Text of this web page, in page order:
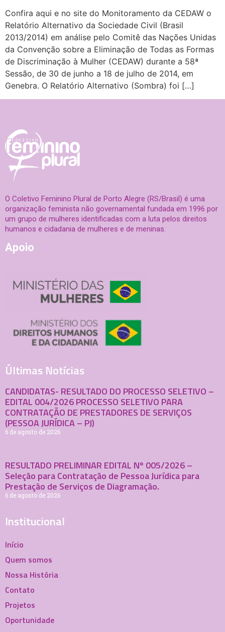
Confira aqui e no site do Monitoramento da CEDAW o
Relatório Alternativo da Sociedade Civil (Brasil
2013/2014) em análise pelo Comitê das Nações Unidas
da Convenção sobre a Eliminação de Todas as Formas
de Discriminação à Mulher (CEDAW) durante a 58ª
Sessão, de 30 de junho a 18 de julho de 2014, em
Genebra. O Relatório Alternativo (Sombra) foi […]
O Coletivo Feminino Plural de Porto Alegre (RS/Brasil) é uma
organização feminista não governamental fundada em 1996 por
um grupo de mulheres identificadas com a luta pelos direitos
humanos e cidadania de mulheres e de meninas.
Apoio
Últimas Notícias
CANDIDATAS- RESULTADO DO PROCESSO SELETIVO –
EDITAL 004/2026 PROCESSO SELETIVO PARA
CONTRATAÇÃO DE PRESTADORES DE SERVIÇOS
(PESSOA JURÍDICA – PJ)
6 de agosto de 2026
RESULTADO PRELIMINAR EDITAL Nº 005/2026 –
Seleção para Contratação de Pessoa Jurídica para
Prestação de Serviços de Diagramação.
6 de agosto de 2026
Institucional
Início
Quem somos
Nossa História
Contato
Projetos
Oportunidade